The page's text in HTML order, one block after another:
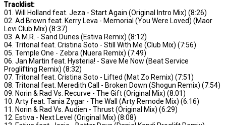
Tracklist:
01. Will Holland feat. Jeza - Start Again (Original Intro Mix) (8:26)
02. Ad Brown feat. Kerry Leva - Memorial (You Were Loved) (Maor
Levi Club Mix) (8:37)
03. A.M.R. - Sand Dunes (Estiva Remix) (8:12)
04. Tritonal feat. Cristina Soto - Still With Me (Club Mix) (7:56)
05. Temple One - Zebra (Nuera Remix) (7:49)
06. Jan Martin feat. Hysteria! - Save Me Now (Beat Service
Proglifting Remix) (8:32)
07. Tritonal feat. Cristina Soto - Lifted (Mat Zo Remix) (7:51)
08. Tritonal feat. Meredith Call - Broken Down (Shogun Remix) (7:54)
09. Norin & Rad Vs. Recurve - The Gift (Original Mix) (8:01)
10. Arty feat. Tania Zygar - The Wall (Arty Remode Mix) (6:16)
11. Norin & Rad Vs. Audien - Thrust (Original Mix) (6:29)
12. Estiva - Next Level (Original Mix) (8:08)